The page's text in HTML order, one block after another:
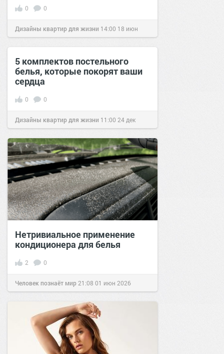
0 0
Дизайны квартир для жизни 14:00 18 июн
2016
5 комплектов постельного
белья, которые покорят ваши
сердца
0 0
Дизайны квартир для жизни 11:00 24 дек
2016
Нетривиальное применение
кондиционера для белья
2 0
Человек познаёт мир 21:08 01 июн 2026